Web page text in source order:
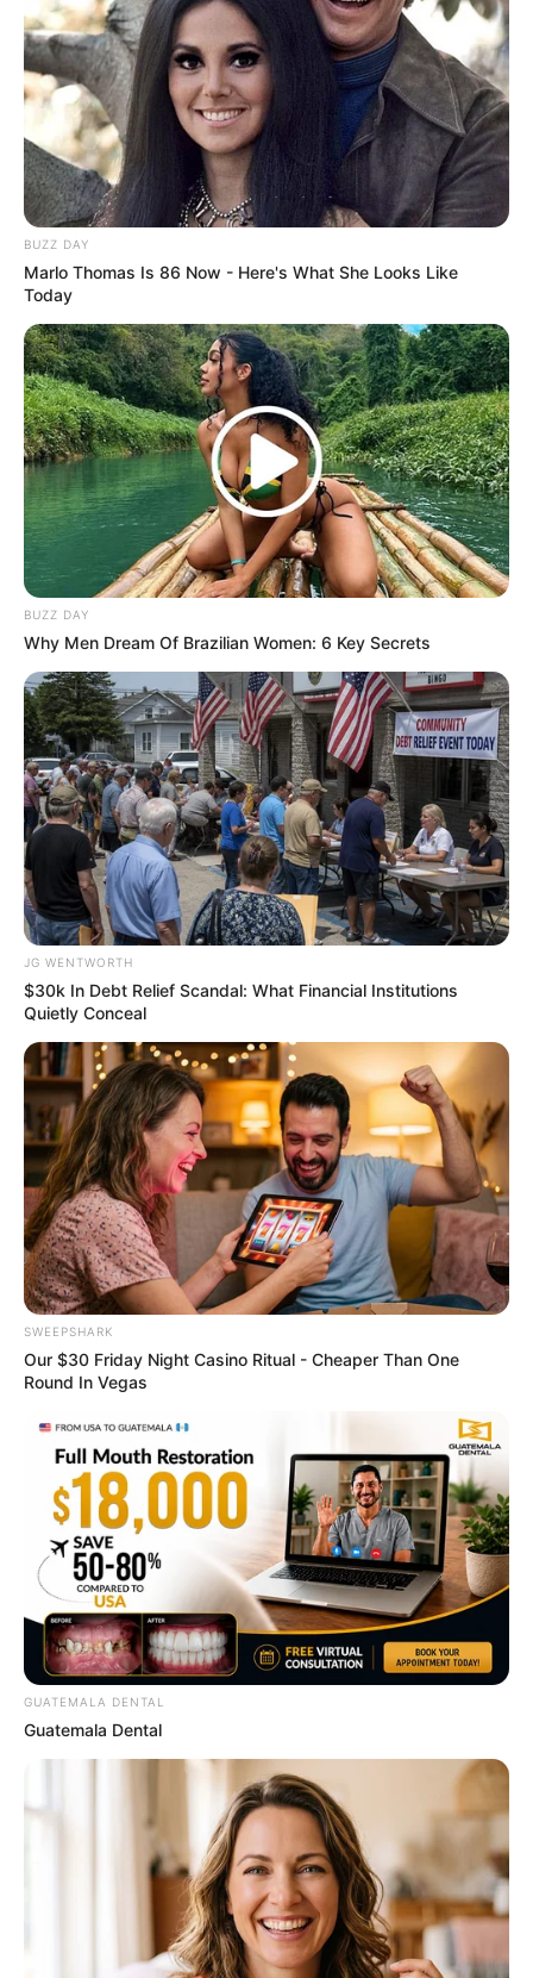
Why this ordinary drink is the secret to feeling
your best every day
CTA FAVORITE
10 Foods That Instantly Reduce Bloat
BRAINBERRIES
your best every day
CTA FAVORITE
The Most Surprising Things About FIFA World Cup
2026
BRAINBERRIES
46 Years Later, The Blue Lagoon Stars Look
Unrecognizable
BRAINBERRIES
Bollywood’s Boldest Dance Scenes Still Trending
BUZZ DAY
Marlo Thomas Is 86 Now - Here's What She Looks Like
Today
BUZZ DAY
Why Men Dream Of Brazilian Women: 6 Key Secrets
JG WENTWORTH
$30k In Debt Relief Scandal: What Financial Institutions
Quietly Conceal
SWEEPSHARK
Our $30 Friday Night Casino Ritual - Cheaper Than One
Round In Vegas
GUATEMALA DENTAL
Guatemala Dental